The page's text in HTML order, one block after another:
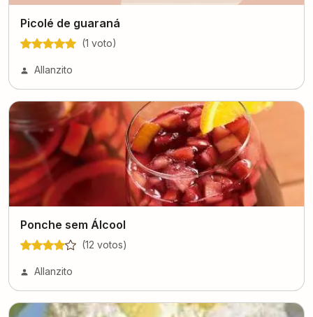
Picolé de guaraná
(1 voto)
Allanzito
Ponche sem Álcool
(12 votos)
Allanzito